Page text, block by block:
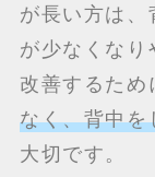
が長い方は、
が少なくなり
改善するため
なく、背中を
大切です。